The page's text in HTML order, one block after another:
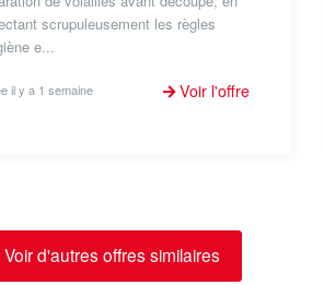
scrupuleusement les règles
e...
il y a 1 semaine Voir l'offre
Voir d'autres offres similaires